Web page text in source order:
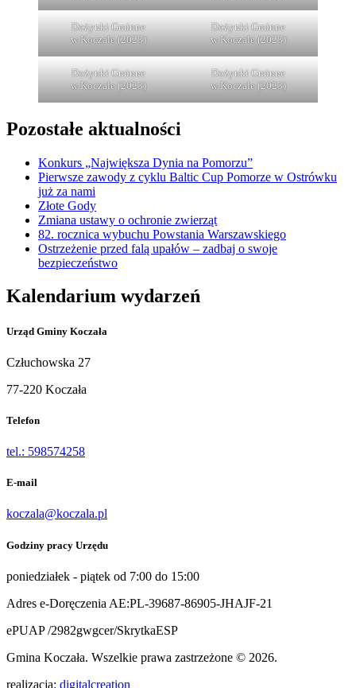
Dożynki Gminne
w Koczale (2023)
Dożynki Gminne
w Koczale (2023)
Dożynki Gminne
w Koczale (2023)
Dożynki Gminne
w Koczale (2023)
Pozostałe aktualności
Konkurs „Największa Dynia na Pomorzu”
Pierwsze zawody z cyklu Baltic Cup Pomorze w Ostrówku
już za nami
Złote Gody
Zmiana ustawy o ochronie zwierząt
82. rocznica wybuchu Powstania Warszawskiego
Ostrzeżenie przed falą upałów – zadbaj o swoje
bezpieczeństwo
Kalendarium wydarzeń
Urząd Gminy Koczała
Człuchowska 27
77-220 Koczała
Telefon
tel.: 598574258
E-mail
koczala@koczala.pl
Godziny pracy Urzędu
poniedziałek - piątek od 7:00 do 15:00
Adres e-Doręczenia AE:PL-39687-86905-JHAJF-21
ePUAP /2982gwgcer/SkrytkaESP
Gmina Koczała. Wszelkie prawa zastrzeżone © 2026.
realizacja: digitalcreation